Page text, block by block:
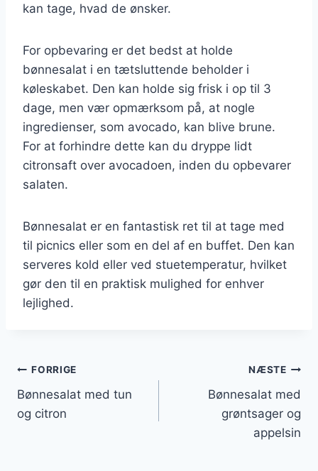
kan tage, hvad de ønsker.
For opbevaring er det bedst at holde
bønnesalat i en tætsluttende beholder i
køleskabet. Den kan holde sig frisk i op til 3
dage, men vær opmærksom på, at nogle
ingredienser, som avocado, kan blive brune.
For at forhindre dette kan du dryppe lidt
citronsaft over avocadoen, inden du opbevarer
salaten.
Bønnesalat er en fantastisk ret til at tage med
til picnics eller som en del af en buffet. Den kan
serveres kold eller ved stuetemperatur, hvilket
gør den til en praktisk mulighed for enhver
lejlighed.
Indlægsnavigation
FORRIGE
Bønnesalat med tun
og citron
NÆSTE
Bønnesalat med
grøntsager og
appelsin